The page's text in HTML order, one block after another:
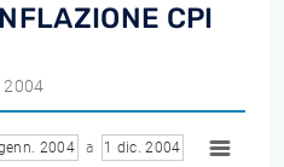
CPI
2004
2004 a 1 dic. 2004